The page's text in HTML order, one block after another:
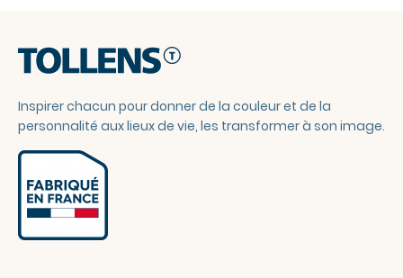
Inspirer chacun pour donner de la couleur et de la
personnalité aux lieux de vie, les transformer à son image.